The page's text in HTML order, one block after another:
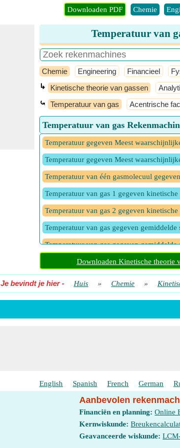
Downloaden PDF Chemie
Temperatuur van
Chemie Engineering Financieel
↳ Kinetische theorie van gassen
⤿ Temperatuur van gas Acentrische
Temperatuur van gas
Temperatuur gegeven Meest
Temperatuur gegeven Meest
Temperatuur van één gasmolecuul
Temperatuur van gas 1 gegeven
Temperatuur van gas 2 gegeven
Temperatuur van gas gegeven gemiddelde
Temperatuur van gas gegeven
Temperatuur van gas gegeven kinetische
Downloaden Kinetische theorie
Je bevindt je hier- Huis » Chemie »
English Spanish French German
Aanbevolen
Financiën en planning: Online
Kernwiskunde:
Geavanceerde wiskunde: